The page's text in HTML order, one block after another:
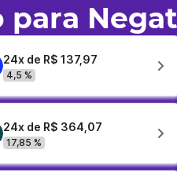
para
24x de R$ 137,97
4,5 %
24x de R$ 364,07
17,85 %